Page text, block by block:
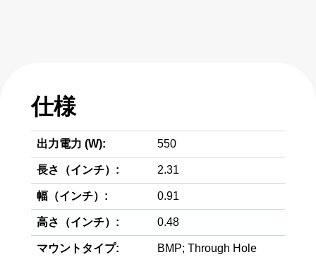
仕様
出力電力 (W): 550
長さ（インチ）: 2.31
幅（インチ）: 0.91
高さ（インチ）: 0.48
マウントタイプ: BMP; Through Hole